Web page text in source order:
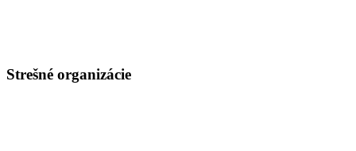
Strešné organizácie